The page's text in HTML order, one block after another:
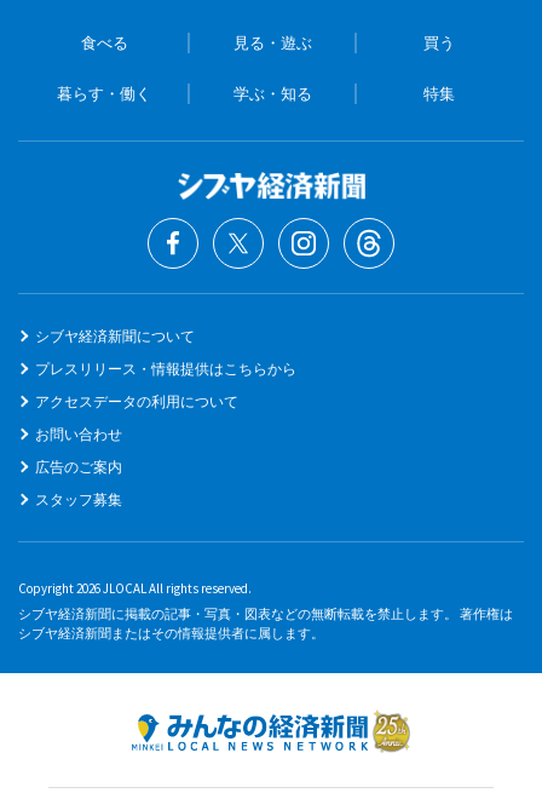
食べる 見る・遊ぶ 買う
暮らす・働く 学ぶ・知る 特集
シブヤ経済新聞について
プレスリリース・情報提供はこちらから
アクセスデータの利用について
お問い合わせ
広告のご案内
スタッフ募集
Copyright 2026 JLOCAL All rights reserved.
シブヤ経済新聞に掲載の記事・写真・図表などの無断転載を禁止します。 著作権は
シブヤ経済新聞またはその情報提供者に属します。